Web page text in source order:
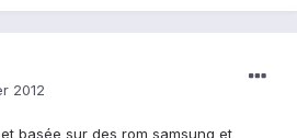
2012
basée sur des rom samsung et